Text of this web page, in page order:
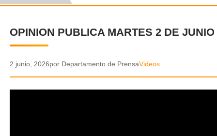
CRÓNICA
DEPORTES
POLICIAL
✕
OPINION PUBLICA MARTES 2 DE JUNIO
2 junio, 2026por Departamento de PrensaVideos